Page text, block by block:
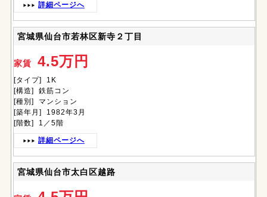
詳細ページへ
宮城県仙台市若林区新寺２丁目
家賃 4.5万円
[タイプ] 1K
[構造] 鉄筋コン
[種別] マンション
[築年月] 1982年3月
[階数] 1／5階
詳細ページへ
宮城県仙台市太白区越路